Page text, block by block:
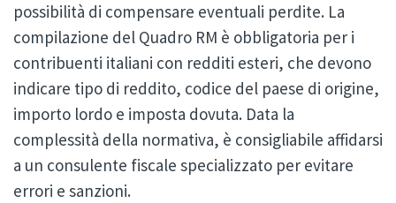
possibilità di compensare eventuali perdite. La
compilazione del Quadro RM è obbligatoria per i
contribuenti italiani con redditi esteri, che devono
indicare tipo di reddito, codice del paese di origine,
importo lordo e imposta dovuta. Data la
complessità della normativa, è consigliabile affidarsi
a un consulente fiscale specializzato per evitare
errori e sanzioni.